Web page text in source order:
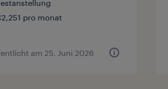
pro monat
am 25. Juni 2026